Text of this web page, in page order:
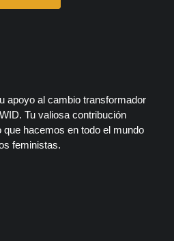
apoyo al cambio transformador
Tu valiosa contribución
hacemos en todo el mundo
feministas.